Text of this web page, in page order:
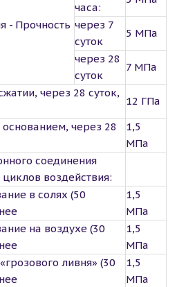
- Прочность
часа:
через 7
суток
5 МПа
через 28
суток
7 МПа
через 28 суток,
12 ГПа
через 28
1,5
МПа
соединения
воздействия:
в солях (50
1,5
МПа
на воздухе (30
1,5
МПа
ливня» (30
1,5
МПа